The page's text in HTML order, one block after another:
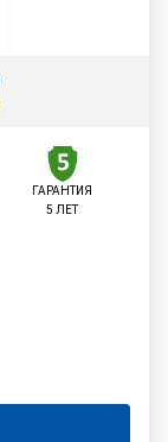
ГАРАНТИЯ
5 ЛЕТ